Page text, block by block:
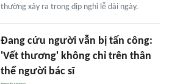
thường xảy ra trong dịp nghỉ lễ dài ngày.
Đang cứu người vẫn bị tấn công:
'Vết thương' không chỉ trên thân
thể người bác sĩ